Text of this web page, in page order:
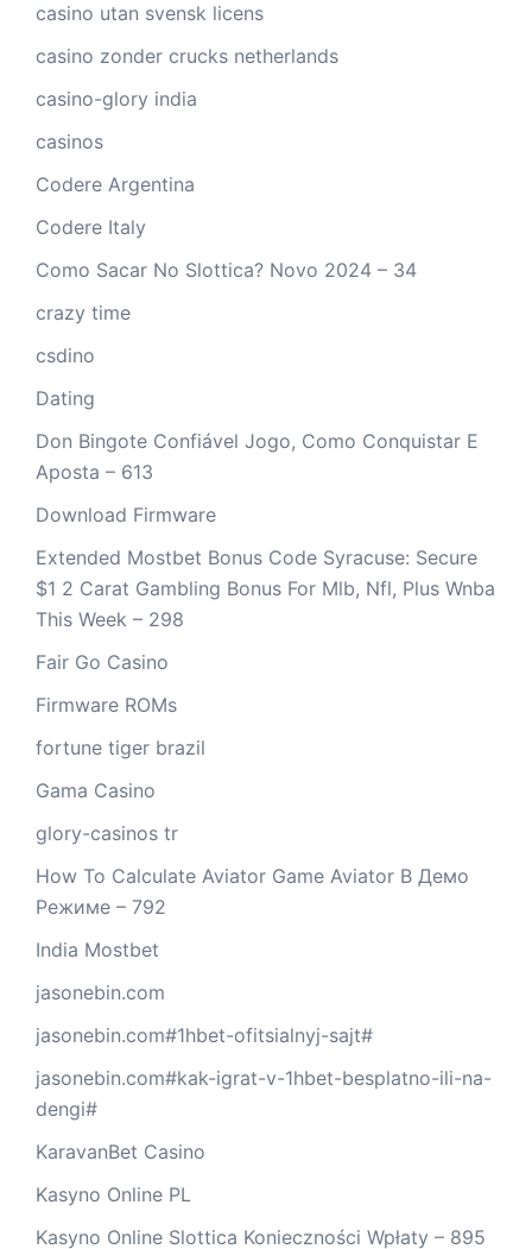
casino utan svensk licens
casino zonder crucks netherlands
casino-glory india
casinos
Codere Argentina
Codere Italy
Como Sacar No Slottica? Novo 2024 – 34
crazy time
csdino
Dating
Don Bingote Confiável Jogo, Como Conquistar E
Aposta – 613
Download Firmware
Extended Mostbet Bonus Code Syracuse: Secure
$1 2 Carat Gambling Bonus For Mlb, Nfl, Plus Wnba
This Week – 298
Fair Go Casino
Firmware ROMs
fortune tiger brazil
Gama Casino
glory-casinos tr
How To Calculate Aviator Game Aviator В Демо
Режиме – 792
India Mostbet
jasonebin.com
jasonebin.com#1hbet-ofitsialnyj-sajt#
jasonebin.com#kak-igrat-v-1hbet-besplatno-ili-na-
dengi#
KaravanBet Casino
Kasyno Online PL
Kasyno Online Slottica Konieczności Wpłaty – 895